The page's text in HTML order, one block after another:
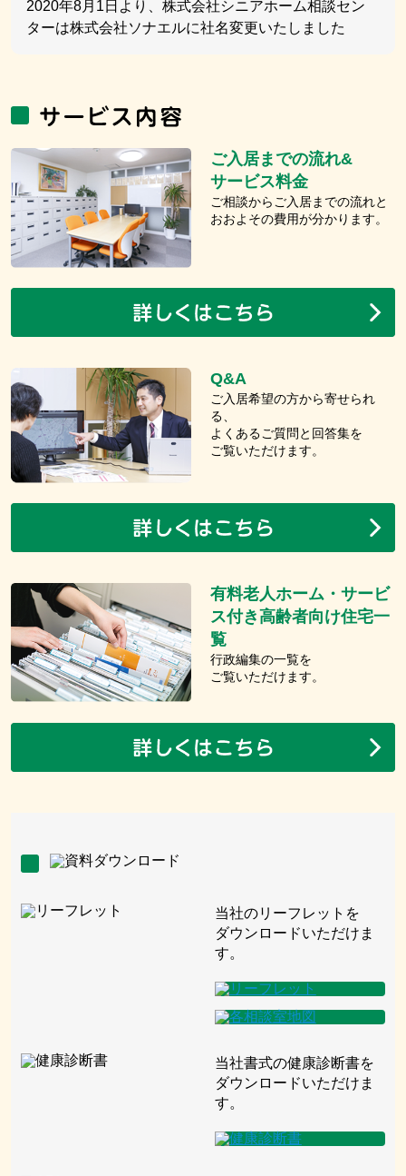
2020年8月1日より、株式会社シニアホーム相談セン
ターは株式会社ソナエルに社名変更いたしました
ご入居までの流れ&
サービス料金
ご相談からご入居までの流れと
おおよその費用が分かります。
Q&A
ご入居希望の方から寄せられ
る、
よくあるご質問と回答集を
ご覧いただけます。
有料老人ホーム・サービ
ス付き高齢者向け住宅一
覧
行政編集の一覧を
ご覧いただけます。
当社のリーフレットを
ダウンロードいただけま
す。
当社書式の健康診断書を
ダウンロードいただけま
す。